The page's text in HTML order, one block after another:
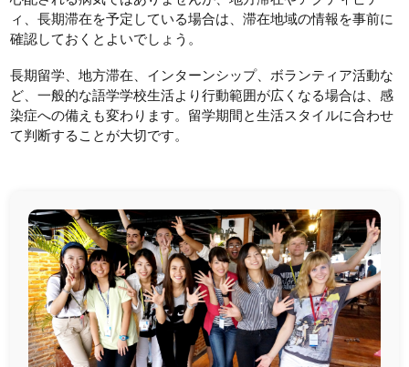
ィ、長期滞在を予定している場合は、滞在地域の情報を事前に
確認しておくとよいでしょう。
長期留学、地方滞在、インターンシップ、ボランティア活動な
ど、一般的な語学学校生活より行動範囲が広くなる場合は、感
染症への備えも変わります。留学期間と生活スタイルに合わせ
て判断することが大切です。